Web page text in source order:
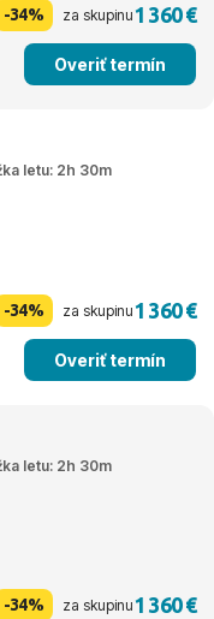
-34% za skupinu1 360 €
Overiť termín
letu: 2h 30m
-34% za skupinu1 360 €
Overiť termín
letu: 2h 30m
-34% za skupinu1 360 €